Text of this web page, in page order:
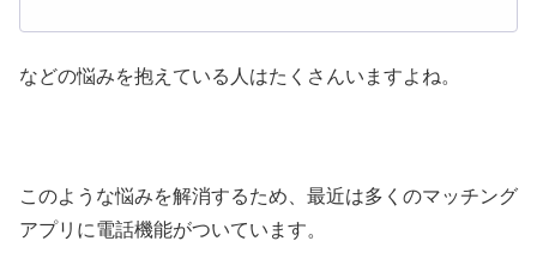
などの悩みを抱えている人はたくさんいますよね。
このような悩みを解消するため、最近は多くのマッチング
アプリに電話機能がついています。